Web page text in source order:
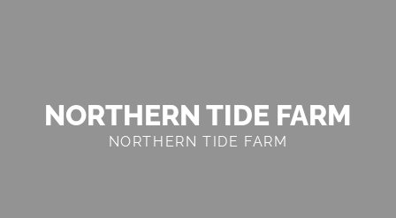
NORTHERN TIDE FARM
NORTHERN TIDE FARM